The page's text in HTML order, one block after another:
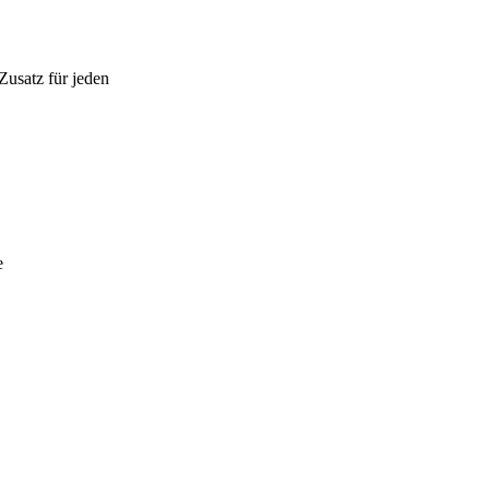
für jeden